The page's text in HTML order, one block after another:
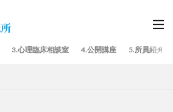
3.心理臨床相談室 4.公開講座 5.所員紹介